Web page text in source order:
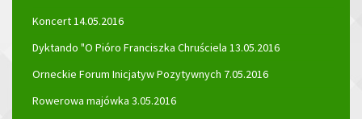
Koncert 14.05.2016
Dyktando "O Pióro Franciszka Chruściela 13.05.2016
Orneckie Forum Inicjatyw Pozytywnych 7.05.2016
Rowerowa majówka 3.05.2016